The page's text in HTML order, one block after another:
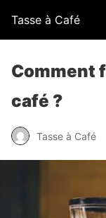
Tasse à Café
Comment
café ?
Tasse à Café